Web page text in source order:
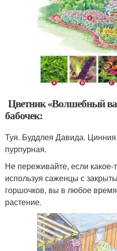
Цветник «Волшебный
бабочек:
Туя. Буддлея Давида.
пурпурная.
Не переживайте, если какое-
используя саженцы с
горшочков, вы в любое
растение.